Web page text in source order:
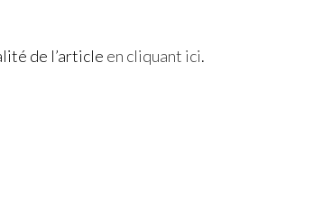
de l’article en cliquant ici.